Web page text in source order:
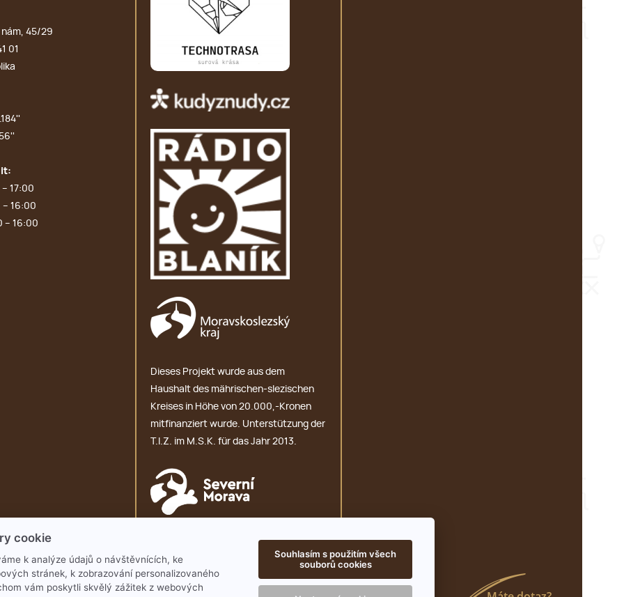
45/29
01
17:00
– 16:00
– 16:00
Dieses Projekt wurde aus dem
Haushalt des mährischen-slezischen
Kreises in Höhe von 20.000,-Kronen
mitfinanziert wurde. Unterstützung der
T.I.Z. im M.S.K. für das Jahr 2013.
cookie
k analýze údajů o návštěvnících, ke
stránek, k zobrazování personalizovaného
vám poskytli skvělý zážitek z webových
Souhlasím s použitím všech
souborů cookies